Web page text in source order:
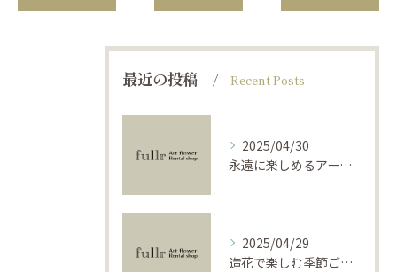
最近の投稿 Recent Posts
2025/04/30
永遠に楽しめるアーティフィシャルフラワーの使い方
2025/04/29
造花で楽しむ季節ごとのインテリア